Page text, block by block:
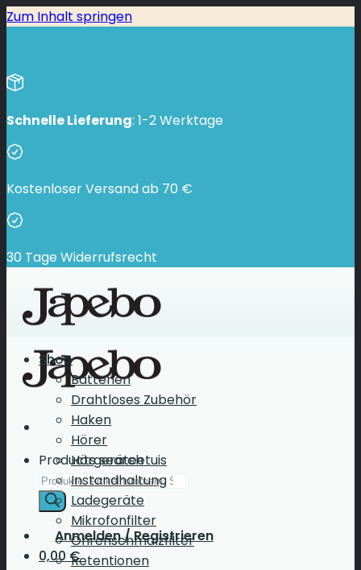
Zum Inhalt springen
Schnelle Lieferung: 1-2 Werktage
Kostenloser Versand ab 70 €
30 Tage Widerrufsrecht
Products search
Anmelden / Registrieren
0,00 €
Shop
Batterien
Drahtloses Zubehör
Haken
Hörer
Hörgeräteetuis
Instandhaltung
Ladegeräte
Mikrofonfilter
Ohrenschmalzfilter
Retentionen